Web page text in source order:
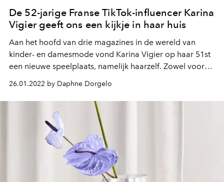
De 52-jarige Franse TikTok-influencer Karina
Vigier geeft ons een kijkje in haar huis
Aan het hoofd van drie magazines in de wereld van
kinder- en damesmode vond Karina Vigier op haar 51st
een nieuwe speelplaats, namelijk haarzelf. Zowel voor
haar stijl als haar interieur kiest ze voor een kleurrijk en
vrijgevochten karakter, waarvan je misschien al een
glimpse hebt opgevangen via TikTok.
26.01.2022 by Daphne Dorgelo